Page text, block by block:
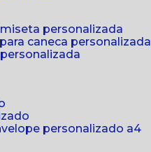
personalizada
caneca personalizada
personalizado a4